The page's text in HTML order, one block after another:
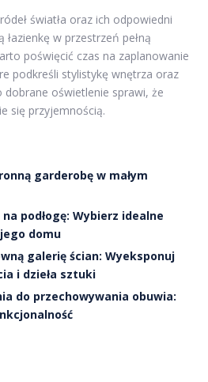
światła oraz ich odpowiedni
w przestrzeń pełną
poświęcić czas na zaplanowanie
podkreśli stylistykę wnętrza oraz
oświetlenie sprawi, że
się przyjemnością.
garderobę w małym
podłogę: Wybierz idealne
domu
galerię ścian: Wyeksponuj
i dzieła sztuki
do przechowywania obuwia: